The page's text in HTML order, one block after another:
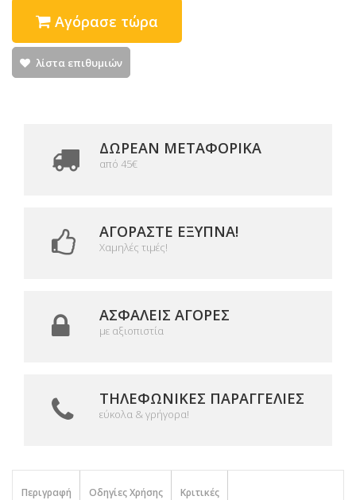
Αγόρασε τώρα
λίστα επιθυμιών
ΔΩΡΕΑΝ ΜΕΤΑΦΟΡΙΚΆ
από 45€
ΑΓΟΡΆΣΤΕ ΈΞΥΠΝΑ!
Χαμηλές τιμές!
ΑΣΦΑΛΕΊΣ ΑΓΟΡΈΣ
με αξιοπιστία
ΤΗΛΕΦΩΝΙΚΈΣ ΠΑΡΑΓΓΕΛΊΕΣ
εύκολα & γρήγορα!
Περιγραφή Οδηγίες Χρήσης Κριτικές